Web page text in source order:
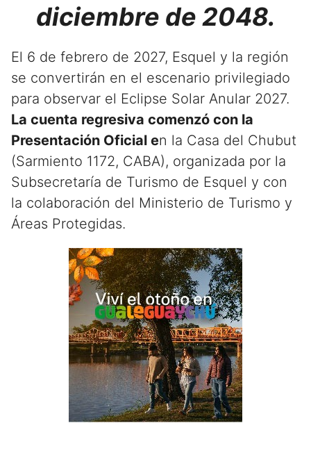
diciembre de 2048.
El 6 de febrero de 2027, Esquel y la región
se convertirán en el escenario privilegiado
para observar el Eclipse Solar Anular 2027.
La cuenta regresiva comenzó con la
Presentación Oficial en la Casa del Chubut
(Sarmiento 1172, CABA), organizada por la
Subsecretaría de Turismo de Esquel y con
la colaboración del Ministerio de Turismo y
Áreas Protegidas.